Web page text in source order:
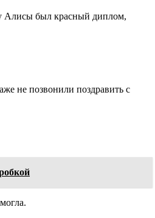
у Алисы был красный диплом,
не позвонили поздравить с